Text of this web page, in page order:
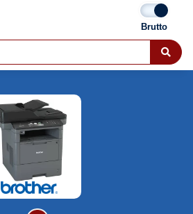
DW Toner
Brother MFC-L
günstig bei Sparsando
das Druckermodell auf Sparsando.de